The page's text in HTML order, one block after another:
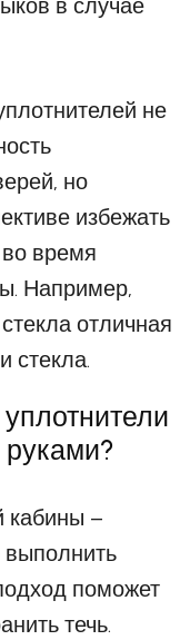
в случае
не
но
избежать
время
Например,
отличная
стекла.
кабины –
поможет
течь.